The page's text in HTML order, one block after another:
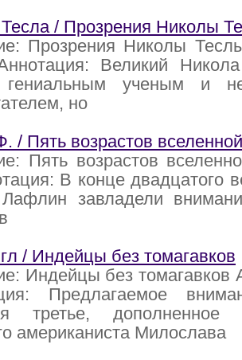
/ Прозрения Николы
Прозрения Николы
Великий
гениальным ученым и
но
/ Пять возрастов вселенной
Пять возрастов
В конце двадцатого
завладели
/ Индейцы без томагавков
Индейцы без томагавков
Предлагаемое
третье, дополненное
американиста Милослава